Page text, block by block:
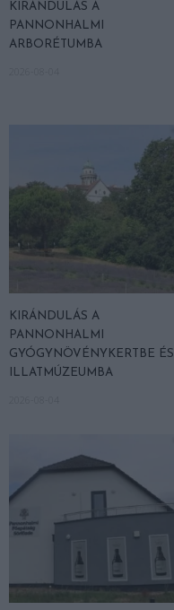
KIRÁNDULÁS A
PANNONHALMI
ARBORÉTUMBA
KIRÁNDULÁS A
PANNONHALMI
GYÓGYNÖVÉNYKERTBE ÉS
ILLATMÚZEUMBA